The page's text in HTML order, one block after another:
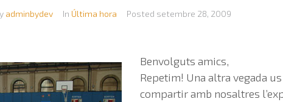
adminbydev In Última hora Posted setembre 28, 2009
Benvolguts amics,
Repetim! Una altra vegada
compartir amb nosaltres